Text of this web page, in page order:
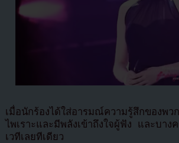
เมื่อนักร้องได้ใส่อารมณ์ความรู้สึกของพว
ไพเราะและมีพลังเข้าถึงใจผู้ฟัง และบาง
เวทีเลยทีเดียว